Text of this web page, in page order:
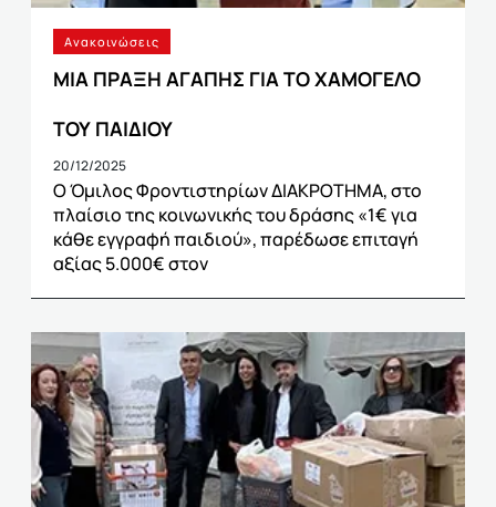
Ανακοινώσεις
ΜΙΑ ΠΡΑΞΗ ΑΓΑΠΗΣ ΓΙΑ ΤΟ ΧΑΜΟΓΕΛΟ
ΤΟΥ ΠΑΙΔΙΟΥ
20/12/2025
Ο Όμιλος Φροντιστηρίων ΔΙΑΚΡΟΤΗΜΑ, στο
πλαίσιο της κοινωνικής του δράσης «1€ για
κάθε εγγραφή παιδιού», παρέδωσε επιταγή
αξίας 5.000€ στον